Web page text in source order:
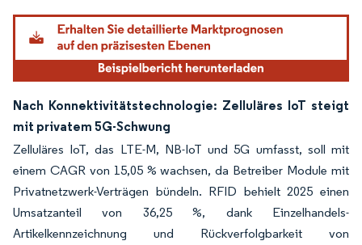
Nach Konnektivitätstechnologie: Zelluläres IoT steigt
mit privatem 5G-Schwung
Zelluläres IoT, das LTE-M, NB-IoT und 5G umfasst, soll mit
einem CAGR von 15,05 % wachsen, da Betreiber Module mit
Privatnetzwerk-Verträgen bündeln. RFID behielt 2025 einen
Umsatzanteil von 36,25 %, dank Einzelhandels-
Artikelkennzeichnung und Rückverfolgbarkeit von